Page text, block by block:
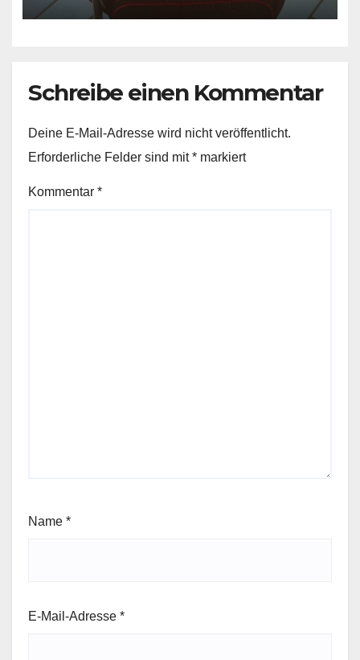
Schreibe einen Kommentar
Deine E-Mail-Adresse wird nicht veröffentlicht.
Erforderliche Felder sind mit* markiert
Kommentar *
Name *
E-Mail-Adresse *